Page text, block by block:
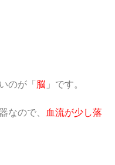
のが「脳 」です。
なので、
血流が少し落